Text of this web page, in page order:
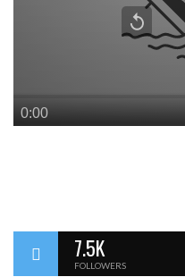
7.5K
FOLLOWERS